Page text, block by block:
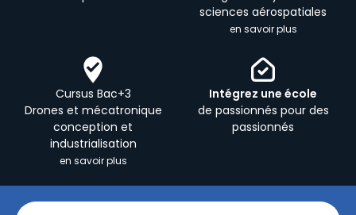
sciences aérospatiales
en savoir plus
Cursus Bac+3
Drones et mécatronique
conception et
industrialisation
en savoir plus
Intégrez une école
de passionnés pour des
passionnés